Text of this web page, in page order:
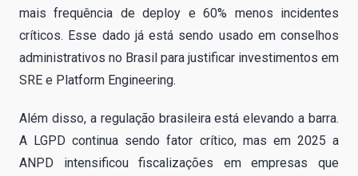
mais frequência de deploy e 60% menos incidentes
críticos. Esse dado já está sendo usado em conselhos
administrativos no Brasil para justificar investimentos em
SRE e Platform Engineering.
Além disso, a regulação brasileira está elevando a barra.
A LGPD continua sendo fator crítico, mas em 2025 a
ANPD intensificou fiscalizações em empresas que